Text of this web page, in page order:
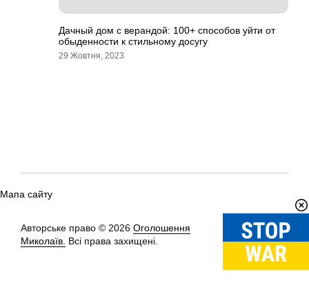
Дачный дом с верандой: 100+ способов уйти от
обыденности к стильному досугу
29 Жовтня, 2023
Мапа сайту
Авторське право © 2026 Оголошення
Миколаїв. Всі права захищені.
Вгору↑